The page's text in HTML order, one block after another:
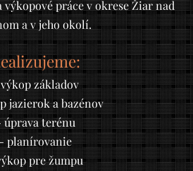
výkopové práce v okrese Žiar nad
a v jeho okolí.
základov
jazierok a bazénov
úprava terénu
- planírovanie
pre žumpu